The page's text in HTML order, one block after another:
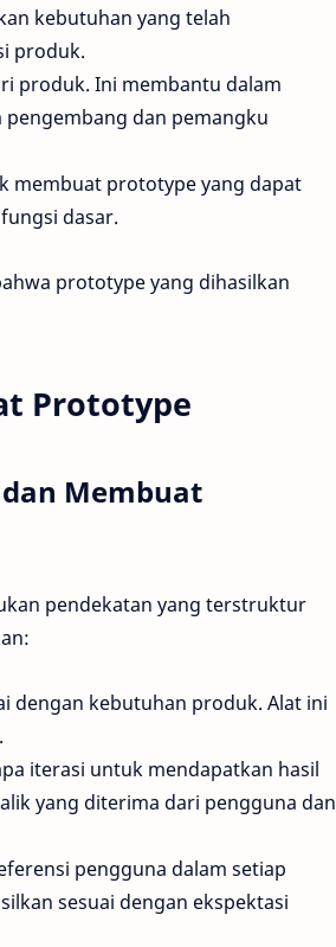
kebutuhan yang telah
produk.
produk. Ini membantu dalam
dan pemangku
membuat prototype yang dapat
dasar.
prototype yang dihasilkan
Prototype
Membuat
pendekatan yang terstruktur
dengan kebutuhan produk. Alat ini
iterasi untuk mendapatkan hasil
yang diterima dari pengguna dan
pengguna dalam setiap
sesuai dengan ekspektasi